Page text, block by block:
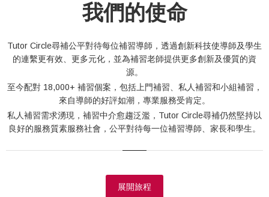
我們的使命
Tutor Circle尋補公平對待每位補習導師，透過創新科技使導師及學生
的連繫更有效、更多元化，並為補習老師提供更多創新及優質的資
源。
至今配對 18,000+ 補習個案，包括上門補習、私人補習和小組補習，
來自導師的好評如潮，專業服務受肯定。
私人補習需求湧現，補習中介愈趨泛濫，Tutor Circle尋補仍然堅持以
良好的服務質素服務社會，公平對待每一位補習導師、家長和學生。
展開旅程